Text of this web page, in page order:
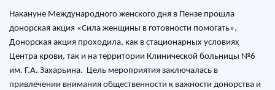
Накануне Международного женского дня в Пензе прошла
донорская акция «Сила женщины в готовности помогать».
Донорская акция проходила, как в стационарных условиях
Центра крови, так и на территории Клинической больницы №6
им. Г.А. Захарьина. Цель мероприятия заключалась в
привлечении внимания общественности к важности донорства и